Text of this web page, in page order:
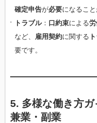
確定申告が必要になること
トラブル： 口約束による
など、
雇用契約に関する
要です。
5. 多様な働き方ガ
兼業 ・ 副業